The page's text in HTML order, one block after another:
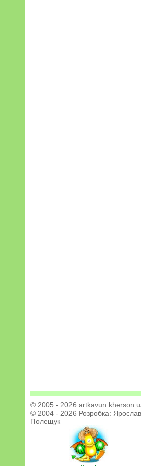
© 2005 - 2026
© 2004 - 2026 Розробка: Ярослав
Полещук